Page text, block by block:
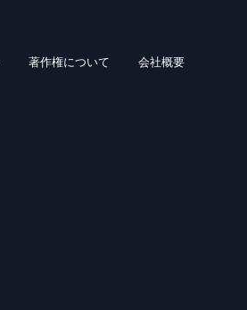
著作権について 会社概要